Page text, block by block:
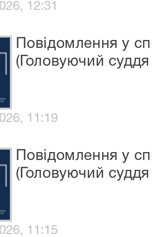
12:31
Повідомлення у
(Головуючий
11:19
Повідомлення у
(Головуючий
11:15